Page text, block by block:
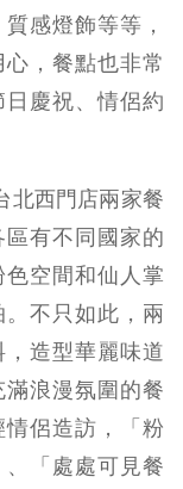
感燈飾等等，
，餐點也非常
慶祝、情侶約
北西門店兩家餐
有不同國家的
空間和仙人掌
不只如此，兩
造型華麗味道
浪漫氛圍的餐
侶造訪，「粉
「處處可見餐